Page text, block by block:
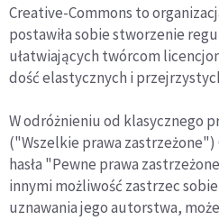
Creative-Commons to
postawiła sobie stworzenie
ułatwiających twórcom
dość elastycznych i
W odróżnieniu od klasycznego
("Wszelkie prawa zastrzeżone")
hasła "Pewne prawa
innymi możliwość zastrzec
uznawania jego autorstwa,